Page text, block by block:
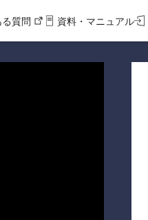
質問 資料・マニュアル